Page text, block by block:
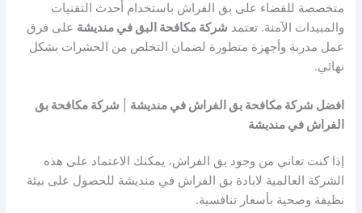
متخصصة للقضاء على بق الفراش باستخدام أحدث التقنيات
والمبيدات الآمنة. تعتمد شركة مكافحة البق في منديشة على فرق
عمل مدربة وأجهزة متطورة لضمان التخلص من الحشرات بشكل
نهائي.
افضل شركة مكافحة بق الفراش في منديشة
شركة مكافحة بق
الفراش في منديشة
إذا كنت تعاني من وجود بق الفراش، يمكنك الاعتماد على هذه
الشركة العالمية لابادة بق الفراش في منديشة للحصول على بيئة
نظيفة وصحية بأسعار تنافسية.